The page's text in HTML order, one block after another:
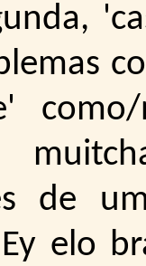
de
elo